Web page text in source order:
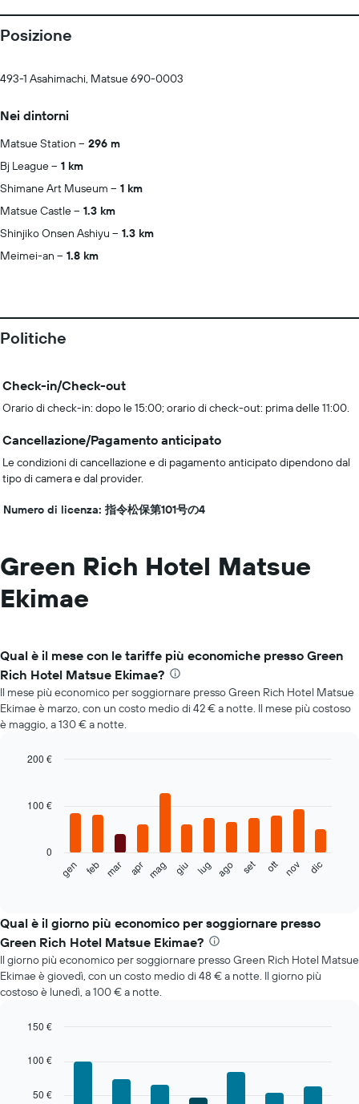
Posizione
493-1 Asahimachi, Matsue 690-0003
Nei dintorni
Matsue Station
296 m
Bj League
1 km
Shimane Art Museum
1 km
Matsue Castle
1.3 km
Shinjiko Onsen Ashiyu
1.3 km
Meimei-an
1.8 km
Politiche
Check-in/Check-out
Orario di check-in: dopo le 15:00; orario di check-out: prima delle 11:00.
Cancellazione/Pagamento anticipato
Le condizioni di cancellazione e di pagamento anticipato dipendono dal
tipo di camera e dal provider.
Numero di licenza: 指令松保第101号の4
Green Rich Hotel Matsue
Ekimae
Qual è il mese con le tariffe più economiche presso Green
Rich Hotel Matsue Ekimae?
Il mese più economico per soggiornare presso Green Rich Hotel Matsue
Ekimae è marzo, con un costo medio di 42 € a notte. Il mese più costoso
è maggio, a 130 € a notte.
with
seguente
il
prezzo
medio
di
una
camera
mese
grafico
gen feb mar apr mag giu lug ago set ott nov dic
0
100 €
200 €
Qual è il giorno più economico per soggiornare presso
Green Rich Hotel Matsue Ekimae?
Il giorno più economico per soggiornare presso Green Rich Hotel Matsue
Ekimae è giovedì, con un costo medio di 48 € a notte. Il giorno più
costoso è lunedì, a 100 € a notte.
chart
bars.
graphic.
50 €
100 €
150 €